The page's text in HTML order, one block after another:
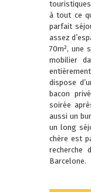
à tout ce
parfait
assez
70m², une
mobilier
dispose
bacon
soirée
aussi un
un long
chère est
recherche
Barcelone.